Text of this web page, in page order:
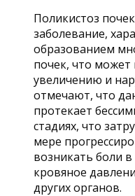
Поликистоз
заболевание,
образованием
почек, что может
увеличению и
отмечают, что
протекает
стадиях, что
мере
возникать боли
кровяное
других органов.